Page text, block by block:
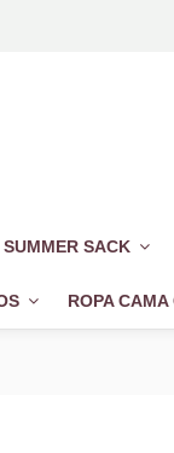
SUMMER SACK
ROPA